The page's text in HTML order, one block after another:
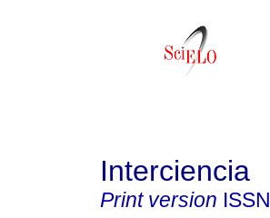
Interciencia
Print version ISSN